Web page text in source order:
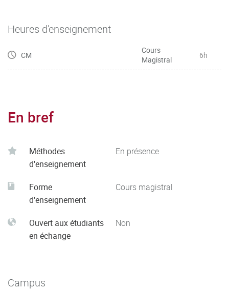
Heures d'enseignement
CM
Cours
Magistral
6h
En bref
Méthodes
d'enseignement
En présence
Forme
d'enseignement
Cours magistral
Ouvert aux étudiants
en échange
Non
Campus